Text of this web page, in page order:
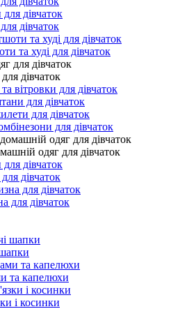
дівчаток
дівчаток
та худі для дівчаток
дівчаток
вітровки для дівчаток
для дівчаток
для дівчаток
для дівчаток
одяг для дівчаток
дівчаток
дівчаток
для дівчаток
та капелюхи
і косинки